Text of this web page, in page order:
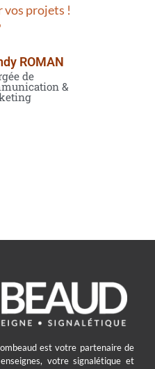
vos projets !
ROMAN
de
&
est votre partenaire de
votre signalétique et